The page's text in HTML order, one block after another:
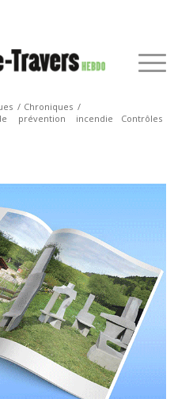
/ Chroniques /
prévention incendie
Contrôles